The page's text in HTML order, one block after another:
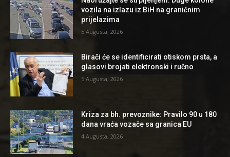
vozila na izlazu iz BiH na graničnim
prijelazima
5 Augusta, 2026
Birači će se identificirati otiskom prsta, a
glasovi brojati elektronski i ručno
5 Augusta, 2026
Kriza za bh. prevoznike: Pravilo 90 u 180
dana vraća vozače sa granica EU
4 Augusta, 2026